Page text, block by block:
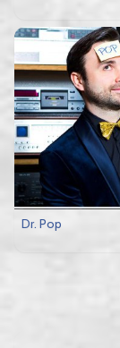
Dr. Pop